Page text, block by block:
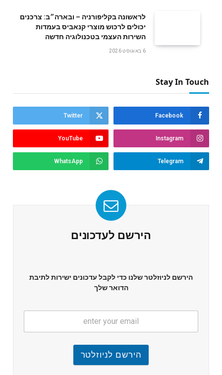
לראשונה בקליפורניה – ובארה״ב: צרכנים
יכולים לרכוש מוצרי קנאביס בעמדות
השירות העצמי בטכנולוגיה חדשה
6 באוגוסט 2026
Stay In Touch
Facebook
Twitter
Instagram
YouTube
Telegram
WhatsApp
הירשם לעדכונים
הירשם לניוזלטר שלנו כדי לקבל עדכונים ישירות לתיבת
הדואר שלך
הירשם לניוזלטר